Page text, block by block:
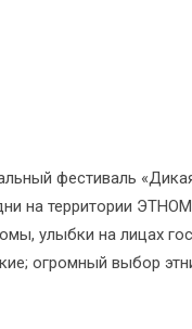
фестиваль
на территории
улыбки на лицах
огромный выбор